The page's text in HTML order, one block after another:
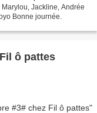
Jackline, Andrée
Bonne journée.
ô pattes